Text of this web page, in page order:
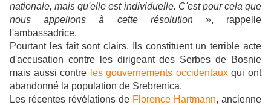
nationale, mais qu'elle est individuelle. C'est pour cela que
nous appelions à cette résolution», rappelle
l'ambassadrice.
Pourtant les fait sont clairs. Ils constituent un terrible acte
d'accusation contre les dirigeant des Serbes de Bosnie
mais aussi contre les gouvernements occidentauxqui ont
abandonné la population de Srebrenica.
Les récentes révélations de Florence Hartmann, ancienne